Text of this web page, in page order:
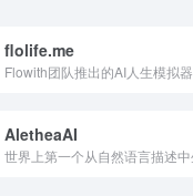
flolife.me
Flowith团队推出的AI人生模拟器
AletheaAI